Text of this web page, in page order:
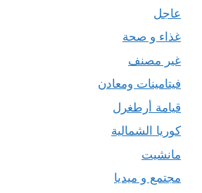
عاجل
غذاء و صحة
غير مصنف
فيتامينات ومعادن
قيامة أرطغرل
كوريا الشمالية
مانشيت
مجتمع و ميديا